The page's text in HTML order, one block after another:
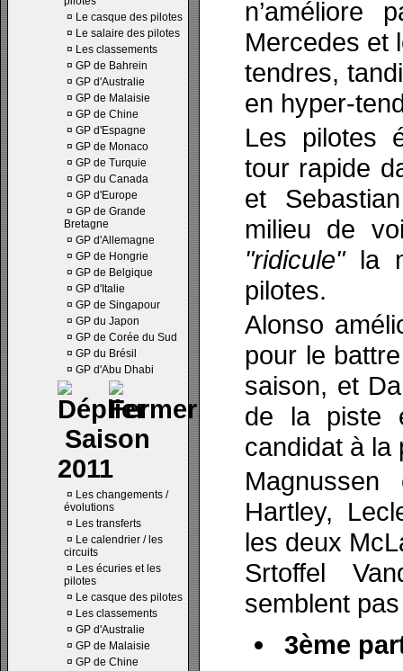
¤ Le casque des pilotes
¤ Le salaire des pilotes
¤ Les classements
¤ GP de Bahrein
¤ GP d'Australie
¤ GP de Malaisie
¤ GP de Chine
¤ GP d'Espagne
¤ GP de Monaco
¤ GP de Turquie
¤ GP du Canada
¤ GP d'Europe
¤ GP de Grande
Bretagne
¤ GP d'Allemagne
¤ GP de Hongrie
¤ GP de Belgique
¤ GP d'Italie
¤ GP de Singapour
¤ GP du Japon
¤ GP de Corée du Sud
¤ GP du Brésil
¤ GP d'Abu Dhabi
Saison
2011
¤ Les changements /
évolutions
¤ Les transferts
¤ Le calendrier / les
circuits
¤ Les écuries et les
pilotes
¤ Le casque des pilotes
¤ Les classements
¤ GP d'Australie
¤ GP de Malaisie
¤ GP de Chine
n’améliore
Mercedes et
tendres,
en hyper-
Les pilotes
tour rapide
et
milieu de
"ridicule"la
pilotes.
Alonso
pour le
saison, et
de la piste
candidat à la
Hartley,
les deux
Srtoffel
semblent
3ème